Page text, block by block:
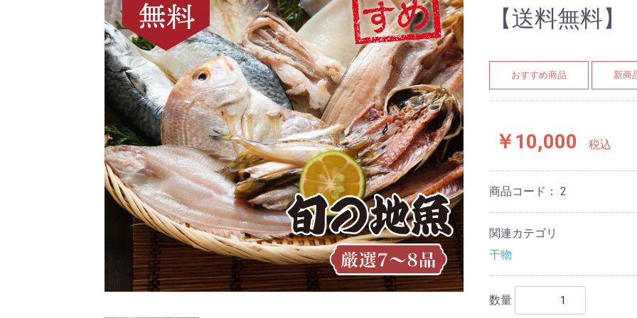
【送料無料】
おすすめ商品 新商
￥10,000 税込
商品コード： 2
関連カテゴリ
干物
数量